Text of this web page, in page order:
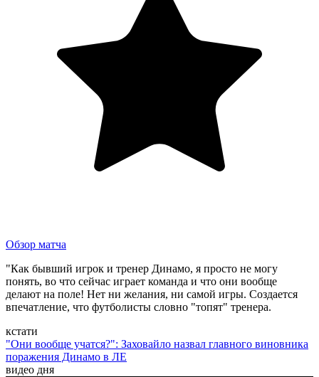
Обзор матча
"Как бывший игрок и тренер Динамо, я просто не могу
понять, во что сейчас играет команда и что они вообще
делают на поле! Нет ни желания, ни самой игры. Создается
впечатление, что футболисты словно "топят" тренера.
кстати
"Они вообще учатся?": Заховайло назвал главного виновника
поражения Динамо в ЛЕ
видео дня